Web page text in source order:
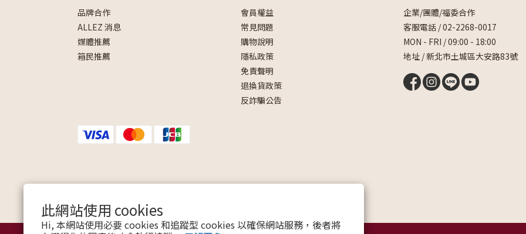
此網站使用 cookies
Hi, 本網站使用必要 cookies 和追蹤型 cookies 以確保網站服務，後者將
品牌合作
ALLEZ 消息
媒體推薦
箱民推薦
會員權益
常見問題
購物說明
隱私政策
免責聲明
退換貨政策
反詐騙公告
企業/團體/福委合作
客服電話 /02-2268-0017
MON - FRI / 09:00 - 18:00
地址 / 新北市土城區大安路83號